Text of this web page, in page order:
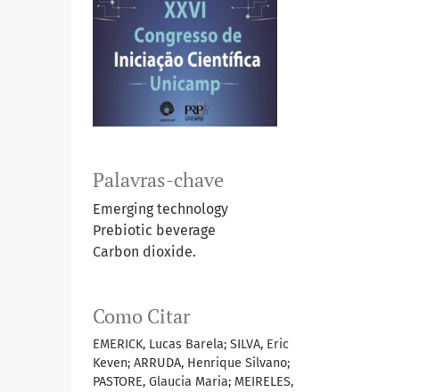
Palavras-chave
Emerging technology
Prebiotic beverage
Carbon dioxide.
Como Citar
EMERICK, Lucas Barela; SILVA, Eric
Keven; ARRUDA, Henrique Silvano;
PASTORE, Glaucia Maria; MEIRELES,